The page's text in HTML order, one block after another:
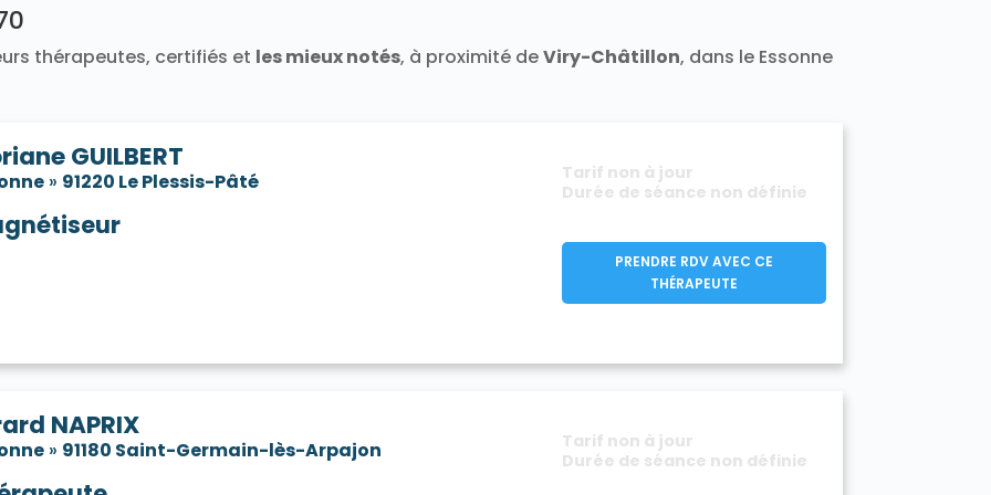
Vayres-sur-Essonne 91820 Verrières-le-Buisson 91370
Vert-le-Grand 91810
sur-Seine 91270 Villabé 91100 Villebon-sur-Yvette 91140 Villeconin 91580
Villejust 91140
thérapeutes, certifiés et les mieux notés, à proximité deViry-Châtillon, dans le Essonne
GUILBERT
» 91220 Le Plessis-Pâté
Tarif non à jour
Durée de séance non définie
PRENDRE RDV AVEC CE
THÉRAPEUTE
NAPRIX
» 91180 Saint-Germain-lès-Arpajon
Tarif non à jour
Durée de séance non définie